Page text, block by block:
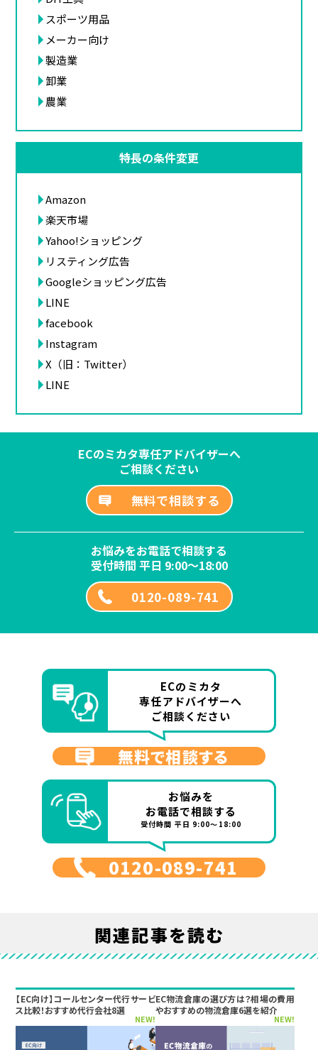
スポーツ用品
メーカー向け
製造業
卸業
農業
特長の条件変更
Amazon
楽天市場
Yahoo!ショッピング
リスティング広告
Googleショッピング広告
LINE
facebook
Instagram
X（旧：Twitter）
LINE
ECのミカタ専任アドバイザーへ
ご相談ください
無料で相談する
お悩みをお電話で相談する
受付時間 平日 9:00～18:00
0120-089-741
ECのミカタ
専任アドバイザーへ
ご相談ください
無料で相談する
お悩みを
お電話で相談する
受付時間 平日 9:00～18:00
0120-089-741
関連記事を読む
【EC向け】コールセンター代行サービ
ス比較！おすすめ代行会社8選
NEW!
EC物流倉庫の選び方は？相場の費用
やおすすめの物流倉庫6選を紹介
NEW!